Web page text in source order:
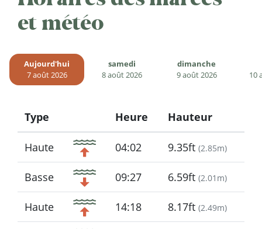
et météo
Aujourd'hui
7 août 2026
samedi
8 août 2026
dimanche
9 août 2026
10
Type
Icon
Heure Hauteur
Haute 04:02 9.35ft (2.85m)
Basse 09:27 6.59ft (2.01m)
Haute 14:18 8.17ft (2.49m)